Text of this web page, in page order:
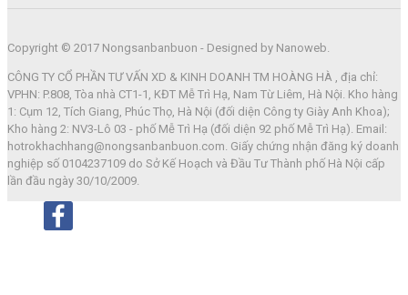
Copyright © 2017 Nongsanbanbuon - Designed by Nanoweb.
CÔNG TY CỔ PHẦN TƯ VẤN XD & KINH DOANH TM HOÀNG HÀ , địa chỉ:
VPHN: P.808, Tòa nhà CT1-1, KĐT Mễ Trì Hạ, Nam Từ Liêm, Hà Nội. Kho hàng
1: Cụm 12, Tích Giang, Phúc Thọ, Hà Nội (đối diện Công ty Giày Anh Khoa);
Kho hàng 2: NV3-Lô 03 - phố Mễ Trì Hạ (đối diện 92 phố Mễ Trì Hạ). Email:
hotrokhachhang@nongsanbanbuon.com. Giấy chứng nhận đăng ký doanh
nghiệp số 0104237109 do Sở Kế Hoạch và Đầu Tư Thành phố Hà Nội cấp
lần đầu ngày 30/10/2009.